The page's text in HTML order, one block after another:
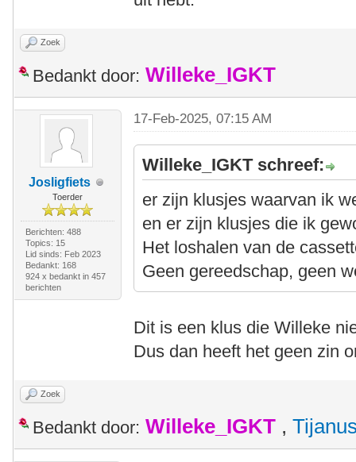
Zoek
Bedankt door: Willeke_IGKT
Josligfiets
Toerder
Berichten: 488
Topics: 15
Lid sinds: Feb 2023
Bedankt: 168
924 x bedankt in 457
berichten
17-Feb-2025, 07:15 AM
Willeke_IGKT schreef:
er zijn klusjes waarvan ik
en er zijn klusjes die ik
Het loshalen van de
Geen gereedschap, geen
Dit is een klus die Willeke
Dus dan heeft het geen zin
Zoek
Bedankt door: Willeke_IGKT ,